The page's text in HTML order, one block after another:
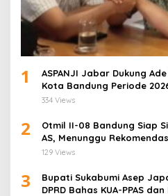
1
ASPANJI Jabar Dukung
Kota Bandung Periode
334 Views
2
Otmil II-08 Bandung Siap
AS, Menunggu
Jati Cirebon
129 Views
3
Bupati Sukabumi Asep
DPRD Bahas KUA-PPAS